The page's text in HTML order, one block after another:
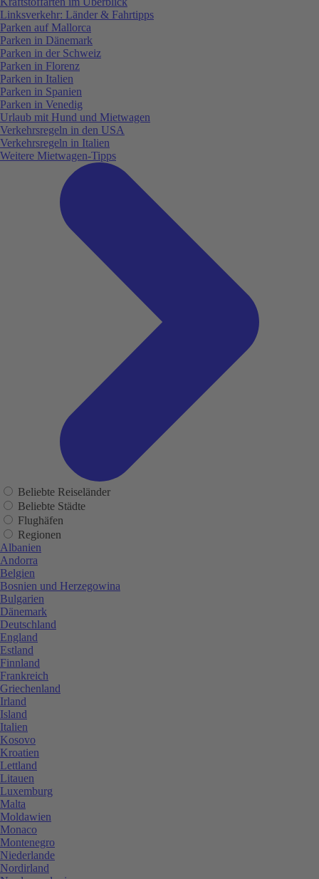
Linksverkehr: Länder & Fahrtipps
Parken auf Mallorca
Parken in Dänemark
Parken in der Schweiz
Parken in Florenz
Parken in Italien
Parken in Spanien
Parken in Venedig
Urlaub mit Hund und Mietwagen
Verkehrsregeln in den USA
Verkehrsregeln in Italien
Weitere Mietwagen-Tipps
Beliebte Reiseländer
Beliebte Städte
Flughäfen
Regionen
Albanien
Andorra
Belgien
Bosnien und Herzegowina
Bulgarien
Dänemark
Deutschland
England
Estland
Finnland
Frankreich
Griechenland
Irland
Island
Italien
Kosovo
Kroatien
Lettland
Litauen
Luxemburg
Malta
Moldawien
Monaco
Montenegro
Niederlande
Nordirland